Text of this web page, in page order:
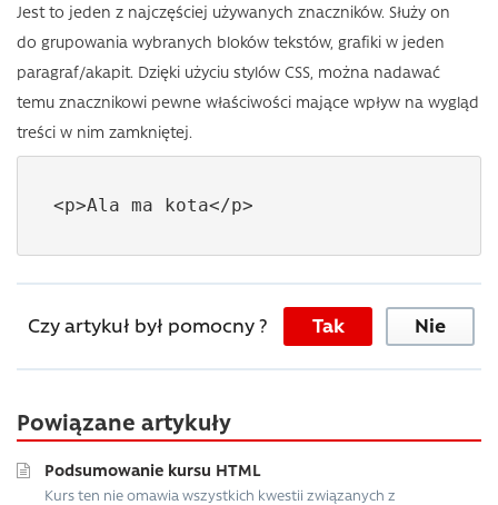
Jest to jeden z najczęściej używanych znaczników. Służy on
do grupowania wybranych bloków tekstów, grafiki w jeden
paragraf/akapit. Dzięki użyciu stylów CSS, można nadawać
temu znacznikowi pewne właściwości mające wpływ na wygląd
treści w nim zamkniętej.
<p>Ala ma kota</p>
Czy artykuł był pomocny ? Tak Nie
Powiązane artykuły
Podsumowanie kursu HTML
Kurs ten nie omawia wszystkich kwestii związanych z